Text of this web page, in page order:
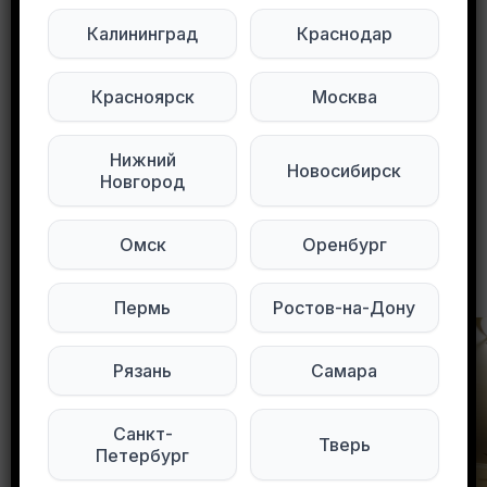
Мы в Telegram
Мы в ВКонтакте
0 188 просмотров
Другие объявления в этом городе
Калининград Краснодар
Красноярск Москва
Нижний
Новгород
Новосибирск
Омск Оренбург
Пермь Ростов-на-Дону
Рязань Самара
Санкт-
Петербург
Тверь